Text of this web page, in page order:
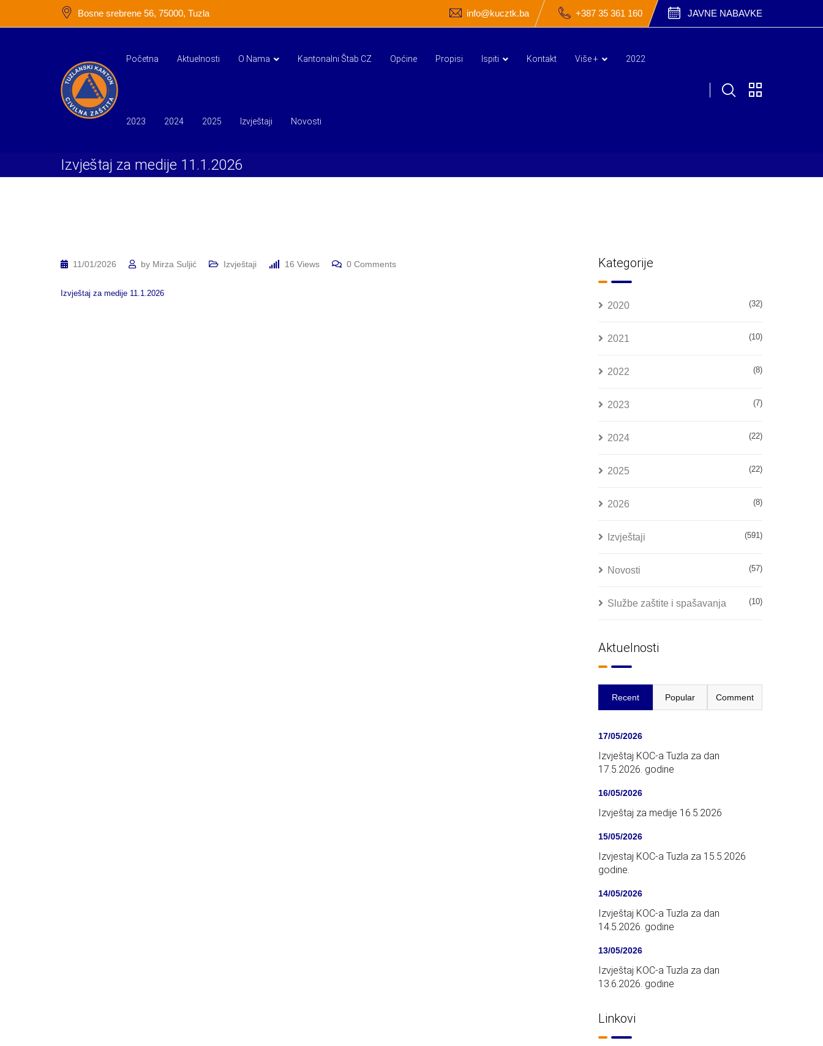
Bosne srebrene 56, 75000, Tuzla info@kucztk.ba +387 35 361 160 JAVNE NABAVKE
Početna Aktuelnosti O Nama Kantonalni Štab CZ Općine Propisi Ispiti Kontakt Više + 2022
2023 2024 2025 Izvještaji Novosti
Izvještaj za medije 11.1.2026
11/01/2026 by Mirza Suljić Izvještaji 16 Views 0 Comments
Izvještaj za medije 11.1.2026
Kategorije
2020 (32)
2021 (10)
2022 (8)
2023 (7)
2024 (22)
2025 (22)
2026 (8)
Izvještaji (591)
Novosti (57)
Službe zaštite i spašavanja (10)
Aktuelnosti
Recent Popular Comment
17/05/2026
Izvještaj KOC-a Tuzla za dan
17.5.2026. godine
16/05/2026
Izvještaj za medije 16.5.2026
15/05/2026
Izvjestaj KOC-a Tuzla za 15.5.2026
godine.
14/05/2026
Izvještaj KOC-a Tuzla za dan
14.5.2026. godine
13/05/2026
Izvještaj KOC-a Tuzla za dan
13.6.2026. godine
Linkovi